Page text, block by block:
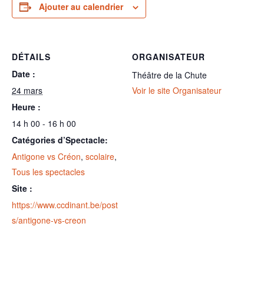
Ajouter au calendrier
DÉTAILS
Date :
24 mars
Heure :
14 h 00 - 16 h 00
Catégories d’Spectacle:
Antigone vs Créon, scolaire,
Tous les spectacles
Site :
https://www.ccdinant.be/post
s/antigone-vs-creon
ORGANISATEUR
Théâtre de la Chute
Voir le site Organisateur